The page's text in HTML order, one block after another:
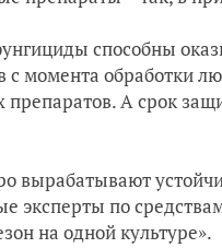
способны
с момента обработки
А срок
вырабатывают
эксперты по
на одной культуре».